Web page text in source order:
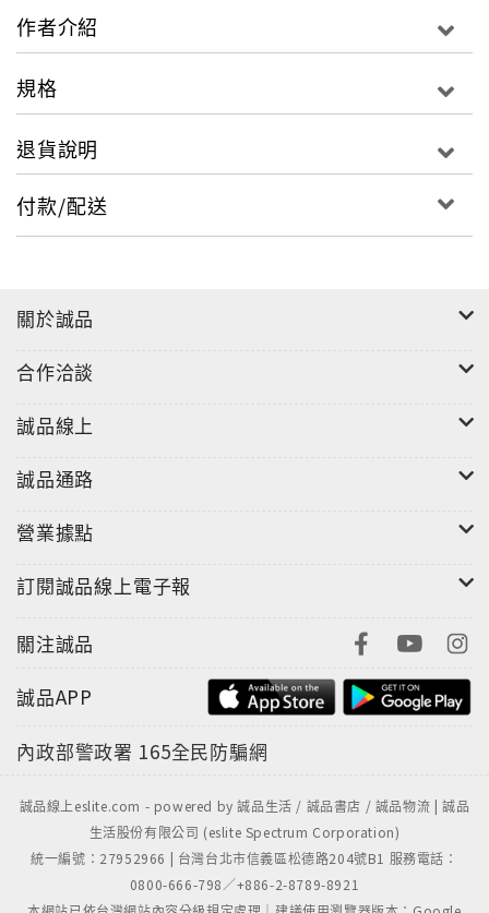
龍体文字は、神代文字(じんだいもじ、かみよもじ)と
呼ばれ、漢字が伝わってくる前の日本に存在し、
だと言われています。
あるのです。
そんな龍体文字、使い方はとっても簡単。
紙に書いて持ち歩いたり、スマホの待ち受け画面に設
るだけ。
てみましょう。
龍体文字の伝道師として広く活動する著者によって手
がけられたこの本では、
す。
ル、願いごとをカテゴリ分けし、
それぞれの文字には使い方も丁寧に書かれているの
龍体文字をよく知らない人でもすぐにとりかかれるは
インスタライブが大人気、龍体文字に人生を捧げ、
の大全、満を持してついに登場!
ぜひ手に取って、龍体文字の神秘の力に触れてみてく
ださい!
作者介紹
規格
退貨說明
付款/配送
關於誠品
合作洽談
誠品線上
誠品通路
營業據點
訂閱誠品線上電子報
關注誠品
誠品APP
內政部警政署 165全民防騙網
誠品線上eslite.com - powered by 誠品生活 / 誠品書店 / 誠品物流 | 誠品
生活股份有限公司 (eslite Spectrum Corporation)
統一編號：27952966 | 台灣台北市信義區松德路204號B1 服務電話：
0800-666-798／+886-2-8789-8921